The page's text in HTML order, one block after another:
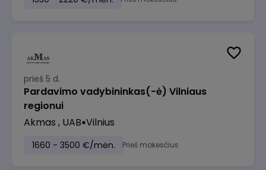
prieš 5 d.
Pardavimo vadybininkas(-ė) Vilniaus
regionui
Akmas , UAB Vilnius
1660 - 3500 €/mėn. Prieš mokesčius